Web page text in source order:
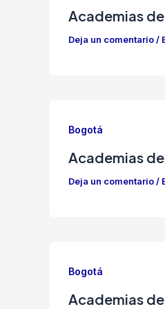
Academias
Deja un comentario/
Bogotá
Academias
Deja un comentario/
Bogotá
Academias